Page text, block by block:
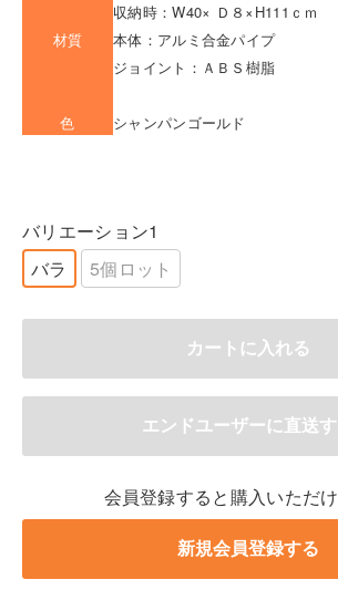
収納時：W40× Ｄ８×H111ｃｍ
材質
本体：アルミ合金パイプ
ジョイント：ＡＢＳ樹脂
色 シャンパンゴールド
バリエーション1
バラ
5個ロット
会員登録すると購入いただけ